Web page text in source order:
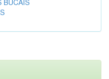
BUCAIS